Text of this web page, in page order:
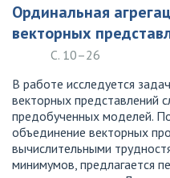
Ординальная
векторных
С. 10–26
В работе исследуется
векторных представлений
предобученных моделей.
объединение векторных
вычислительными
минимумов, предлагается